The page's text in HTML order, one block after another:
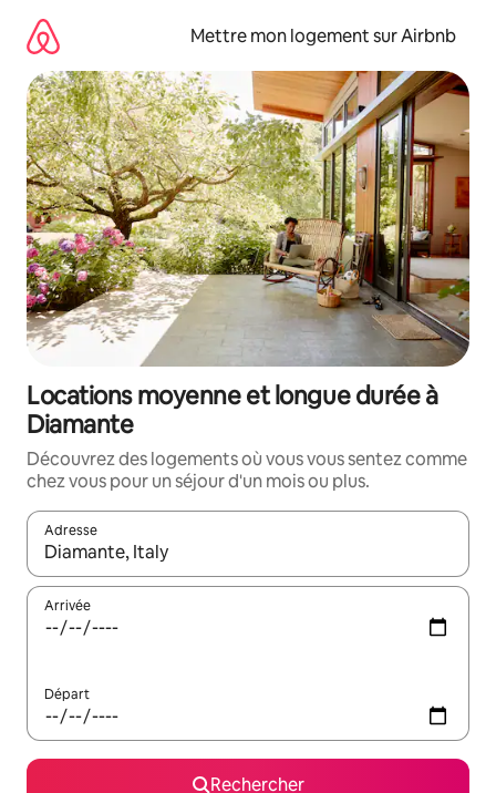
directement
contenu
Mettre mon logement sur Airbnb
Locations moyenne et longue durée à
Diamante
Découvrez des logements où vous vous sentez comme
chez vous pour un séjour d'un mois ou plus.
Adresse
Lorsque les résultats s'affichent, utilisez les flèches vers le
Arrivée
Départ
Rechercher